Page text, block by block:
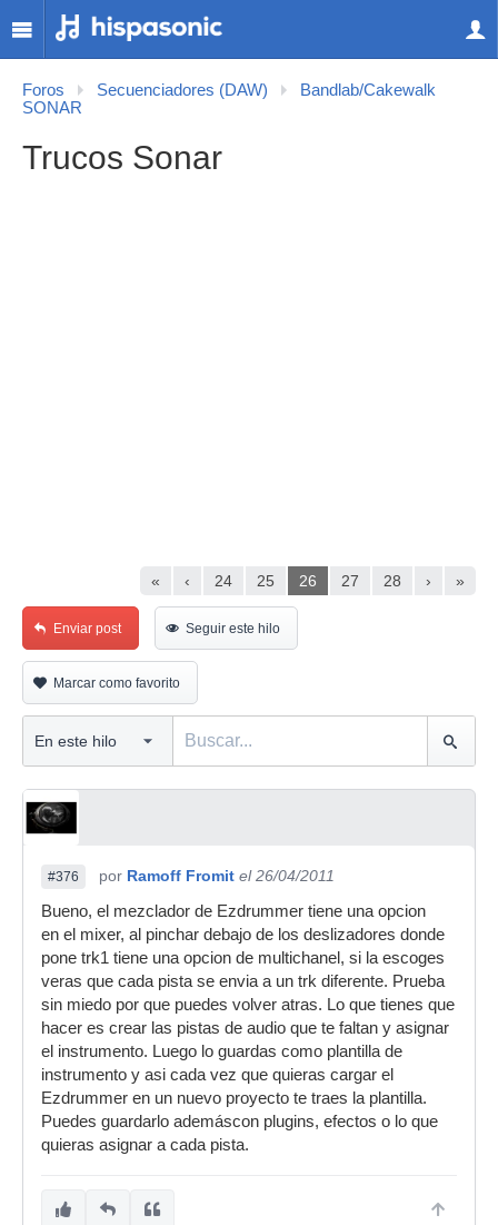
Foros Secuenciadores (DAW)
Bandlab/Cakewalk
SONAR
Trucos Sonar
« ‹ 24 25 26 27 28 › »
Enviar post Seguir este hilo
Marcar como favorito
#376 por Ramoff Fromit el 26/04/2011
Bueno, el mezclador de Ezdrummer tiene una opcion
en el mixer, al pinchar debajo de los deslizadores donde
pone trk1 tiene una opcion de multichanel, si la escoges
veras que cada pista se envia a un trk diferente. Prueba
sin miedo por que puedes volver atras. Lo que tienes que
hacer es crear las pistas de audio que te faltan y asignar
el instrumento. Luego lo guardas como plantilla de
instrumento y asi cada vez que quieras cargar el
Ezdrummer en un nuevo proyecto te traes la plantilla.
Puedes guardarlo ademáscon plugins, efectos o lo que
quieras asignar a cada pista.